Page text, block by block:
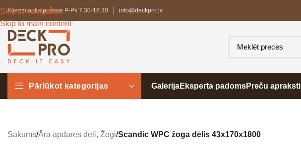
Skip to navigation
Skip to main content
Klientu apkalpošana P-Pk 7:30-16:30 info@deckpro.lv
Pārlūkot kategorijas GalerijaEksperta padomsPreču apraksti
Sākums/Āra apdares dēļi, Žogi/Scandic WPC žoga dēlis 43x170x1800